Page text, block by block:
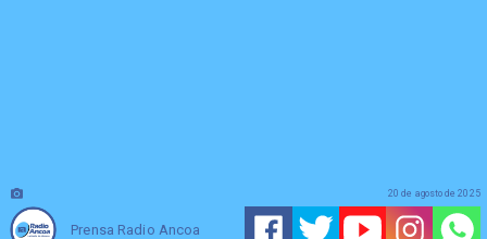
Prensa Radio Ancoa
20 de agosto de 2025